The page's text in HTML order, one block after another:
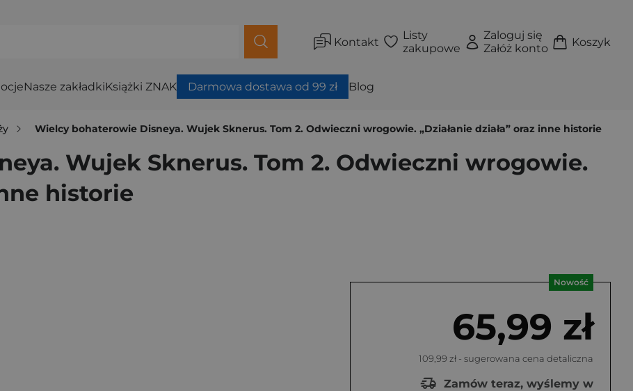
Kontakt
Listy
zakupowe
Zaloguj się
Załóż konto
Koszyk
Nasze zakładkiKsiążki ZNAK Darmowa dostawa od 99 zł Blog
Wielcy bohaterowie Disneya. Wujek Sknerus. Tom 2. Odwieczni wrogowie. „Działanie działa” oraz inne historie
Wujek Sknerus. Tom 2. Odwieczni wrogowie.
historie
Nowość
65,99 zł
109,99 zł - sugerowana cena detaliczna
Zamów teraz, wyślemy w